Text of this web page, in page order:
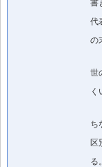
書
代
の
世
く
ち
区
る。